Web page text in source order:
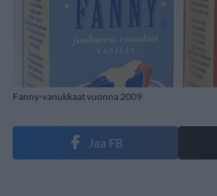
Fanny-vanukkaat vuonna 2009
Jaa FB